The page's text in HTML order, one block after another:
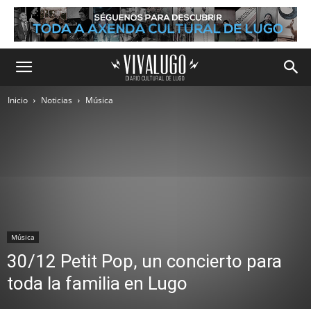
Inicio Noticias Música
Música
30/12 Petit Pop, un concierto para
toda la familia en Lugo